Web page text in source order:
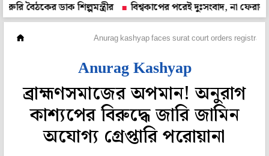
ডাক শিল্পমন্ত্রীর
বিশ্বকাপের পরেই দুঃসংবাদ, না ফেরার দেশে
Anurag kashyap faces surat court orders
Anurag Kashyap
ব্রাহ্মণসমাজের অপমান! অনুরাগ
কাশ্যপের বিরুদ্ধে জারি জামিন
অযোগ্য গ্রেপ্তারি পরোয়ানা